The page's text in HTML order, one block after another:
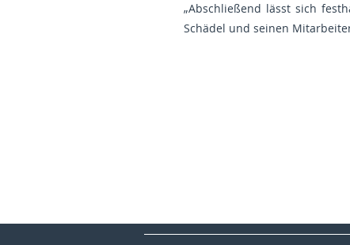
„Abschließend lässt sich
Schädel und seinen